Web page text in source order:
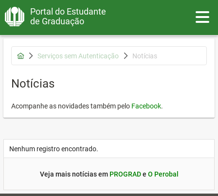
Portal do Estudante
de Graduação
Serviços sem Autenticação Notícias
Notícias
Acompanhe as novidades também pelo Facebook.
Nenhum registro encontrado.
Veja mais notícias em PROGRADe O Perobal